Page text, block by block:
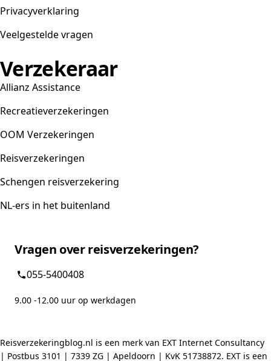
Privacyverklaring
Veelgestelde vragen
Verzekeraar
Allianz Assistance
Recreatieverzekeringen
OOM Verzekeringen
Reisverzekeringen
Schengen reisverzekering
NL-ers in het buitenland
Vragen over reisverzekeringen?
055-5400408
9.00 -12.00 uur op werkdagen
Reisverzekeringblog.nl is een merk van EXT Internet Consultancy
| Postbus 3101 | 7339 ZG | Apeldoorn | KvK 51738872. EXT is een